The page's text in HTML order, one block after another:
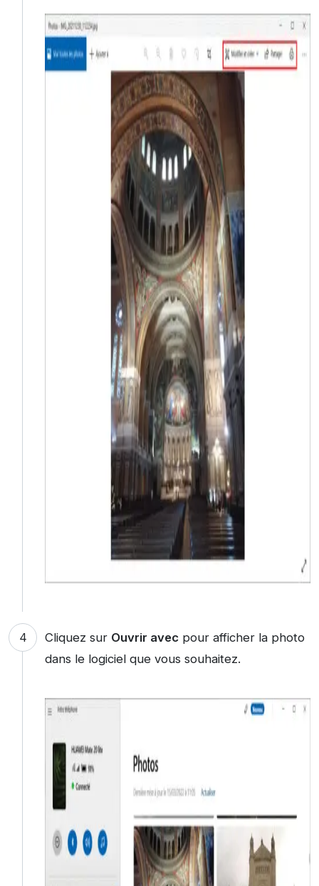
Cliquez sur Ouvrir avecpour afficher la photo
dans le logiciel que vous souhaitez.